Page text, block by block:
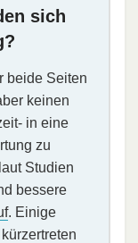
sich
beide Seiten
keinen
in eine
zu
Studien
bessere
. Einige